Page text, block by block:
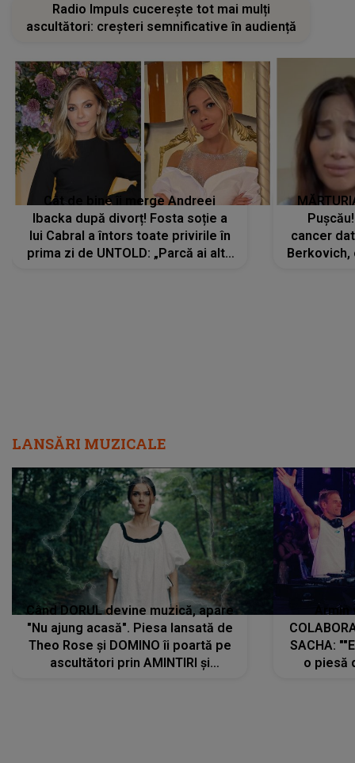
Radio Impuls cucerește tot mai mulți
ascultători: creșteri semnificative în audiență
Cât de bine îi merge Andreei
Ibacka după divorț! Fosta soție a
lui Cabral a întors toate privirile în
prima zi de UNTOLD: „Parcă ai altă
cancer
Berkovich,
LANSĂRI MUZICALE
Când DORUL devine muzică, apare
"Nu ajung acasă". Piesa lansată de
Theo Rose și DOMINO îi poartă pe
ascultători prin AMINTIRI și
SACHA:
o piesă